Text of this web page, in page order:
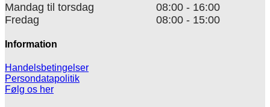
Mandag til torsdag
08:00 - 16:00
Fredag
08:00 - 15:00
Information
Handelsbetingelser
Persondatapolitik
Følg os her